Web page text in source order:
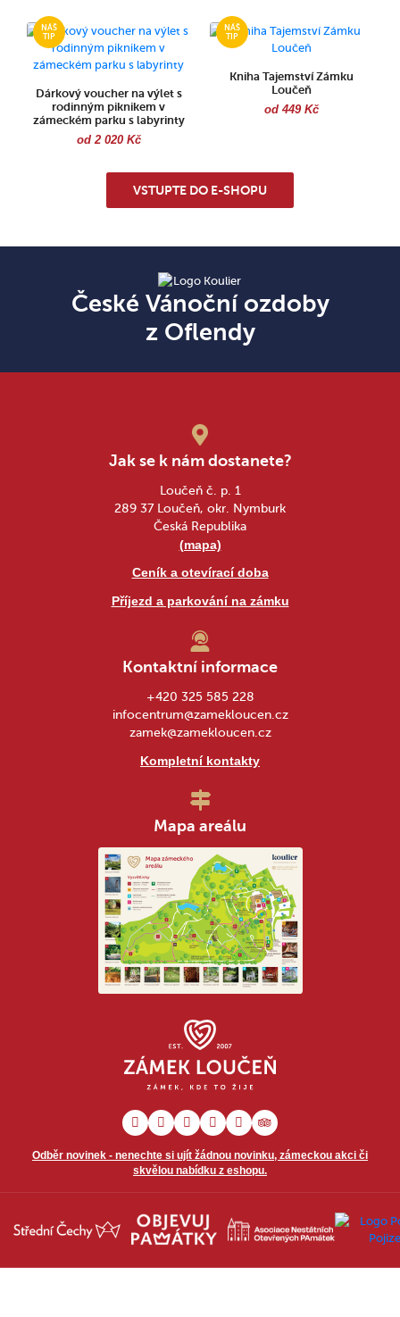
Dárkový voucher na výlet s
rodinným piknikem v
zámeckém parku s labyrinty
od 2 020 Kč
Kniha Tajemství Zámku
Loučeň
od 449 Kč
VSTUPTE DO E-SHOPU
České Vánoční ozdoby
z Oflendy
Jak se k nám dostanete?
Loučeň č. p. 1
289 37 Loučeň, okr. Nymburk
Česká Republika
(mapa)
Ceník a otevírací doba
Příjezd a parkování na zámku
Odběr novinek - nenechte si ujít žádnou novinku, zámeckou akci či
skvělou nabídku z eshopu.
Kontaktní informace
+420 325 585 228
infocentrum@zamekloucen.cz
zamek@zamekloucen.cz
Kompletní kontakty
Mapa areálu